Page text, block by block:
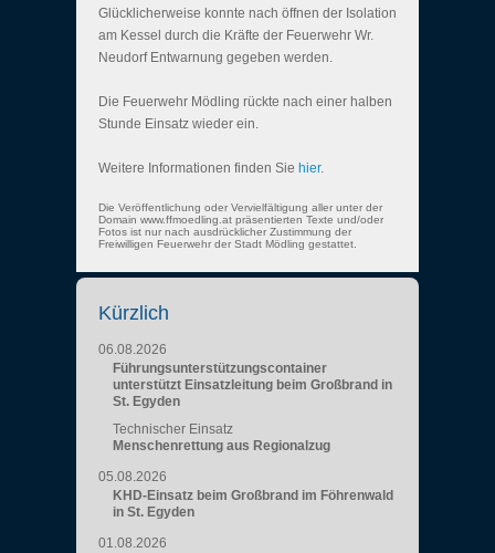
Glücklicherweise konnte nach öffnen der Isolation
am Kessel durch die Kräfte der Feuerwehr Wr.
Neudorf Entwarnung gegeben werden.
Die Feuerwehr Mödling rückte nach einer halben
Stunde Einsatz wieder ein.
Weitere Informationen finden Sie hier.
Die Veröffentlichung oder Vervielfältigung aller unter der
Domain www.ffmoedling.at präsentierten Texte und/oder
Fotos ist nur nach ausdrücklicher Zustimmung der
Freiwilligen Feuerwehr der Stadt Mödling gestattet.
Kürzlich
06.08.2026
Führungsunterstützungscontainer
unterstützt Einsatzleitung beim Großbrand in
St. Egyden
Technischer Einsatz
Menschenrettung aus Regionalzug
05.08.2026
KHD-Einsatz beim Großbrand im Föhrenwald
in St. Egyden
01.08.2026